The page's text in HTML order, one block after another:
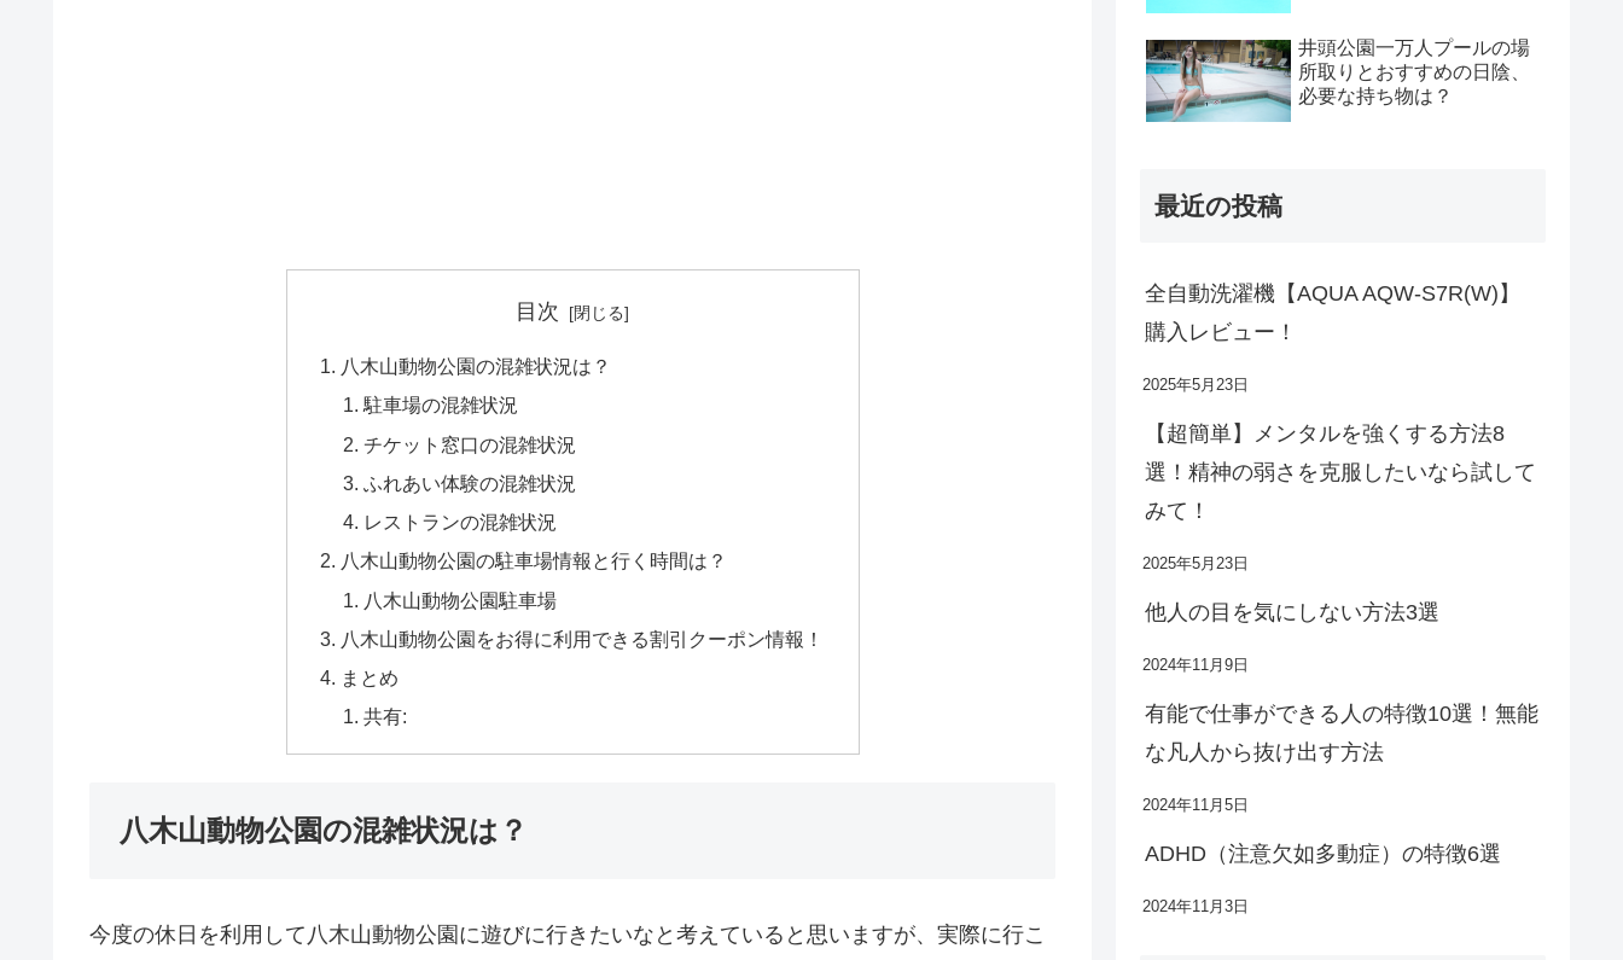
目次
八木山動物公園の混雑状況は？
駐車場の混雑状況
チケット窓口の混雑状況
ふれあい体験の混雑状況
レストランの混雑状況
八木山動物公園の駐車場情報と行く時間は？
八木山動物公園駐車場
八木山動物公園をお得に利用できる割引クーポン情報！
まとめ
共有:
八木山動物公園の混雑状況は？
今度の休日を利用して八木山動物公園に遊びに行きたいなと考えていると思いますが、実際に行こ
井頭公園一万人プールの場
所取りとおすすめの日陰、
必要な持ち物は？
最近の投稿
全自動洗濯機【AQUA AQW-S7R(W)】
購入レビュー！
2025年5月23日
【超簡単】メンタルを強くする方法8
選！精神の弱さを克服したいなら試して
みて！
2025年5月23日
他人の目を気にしない方法3選
2024年11月9日
有能で仕事ができる人の特徴10選！無能
な凡人から抜け出す方法
2024年11月5日
ADHD（注意欠如多動症）の特徴6選
2024年11月3日